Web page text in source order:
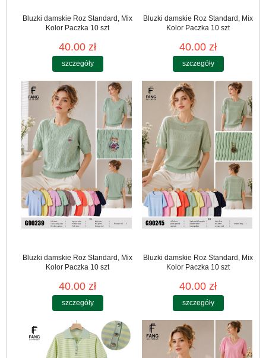
Bluzki damskie Roz Standard, Mix
Kolor Paczka 10 szt
40.00 zł
szczegóły
Bluzki damskie Roz Standard, Mix
Kolor Paczka 10 szt
40.00 zł
szczegóły
Bluzki damskie Roz Standard, Mix
Kolor Paczka 10 szt
40.00 zł
szczegóły
Bluzki damskie Roz Standard, Mix
Kolor Paczka 10 szt
40.00 zł
szczegóły